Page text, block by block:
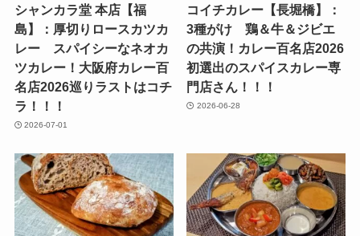
シャンカラ堂 本店【福
島】：厚切りロースカツカ
レー スパイシーなネオカ
ツカレー！大阪府カレー百
名店2026巡りラストはコチ
ラ！！！
2026-07-01
コイチカレー【長堀橋】：
3種がけ 鶏＆牛＆ジビエ
の共演！カレー百名店2026
初選出のスパイスカレー専
門店さん！！！
2026-06-28